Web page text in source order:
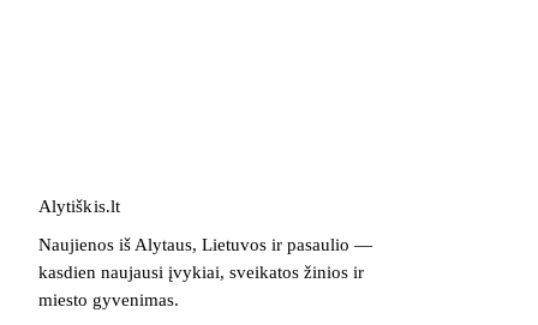
Alytiškis.lt
Naujienos iš Alytaus, Lietuvos ir pasaulio —
kasdien naujausi įvykiai, sveikatos žinios ir
miesto gyvenimas.